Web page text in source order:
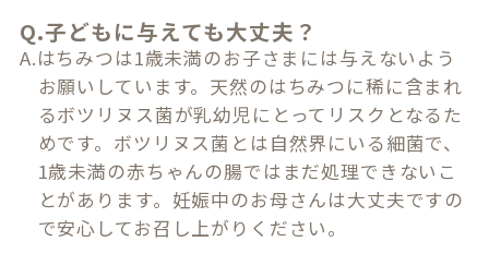
Q.子どもに与えても大丈夫？
A.はちみつは1歳未満のお子さまには与えないよう
お願いしています。天然のはちみつに稀に含まれ
るボツリヌス菌が乳幼児にとってリスクとなるた
めです。ボツリヌス菌とは自然界にいる細菌で、
1歳未満の赤ちゃんの腸ではまだ処理できないこ
とがあります。妊娠中のお母さんは大丈夫ですの
で安心してお召し上がりください。